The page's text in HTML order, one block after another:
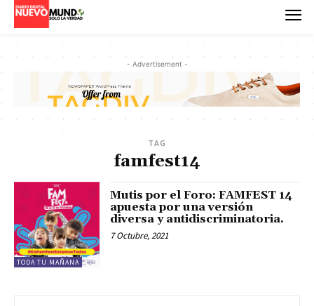
- Advertisement -
TAG
famfest14
TODA TU MAÑANA
Mutis por el Foro: FAMFEST 14
apuesta por una versión
diversa y antidiscriminatoria.
7 Octubre, 2021